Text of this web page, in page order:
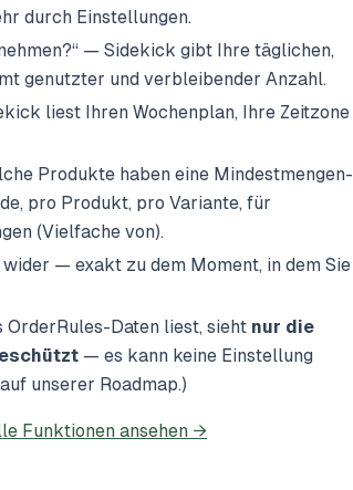
durch Einstellungen.
— Sidekick gibt Ihre täglichen,
genutzter und verbleibender Anzahl.
liest Ihren Wochenplan, Ihre Zeitzone
Produkte haben eine Mindestmengen-
pro Produkt, pro Variante, für
(Vielfache von).
— exakt zu dem Moment, in dem Sie
Daten liest, sieht nur die
— es kann keine Einstellung
unserer Roadmap.)
Funktionen ansehen →